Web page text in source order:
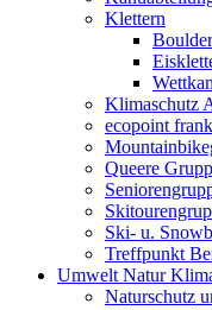
Klettern
Klimaschutz
ecopoint
Queere
Ski- u.
Treffpunkt
Umwelt Natur
Naturschutz